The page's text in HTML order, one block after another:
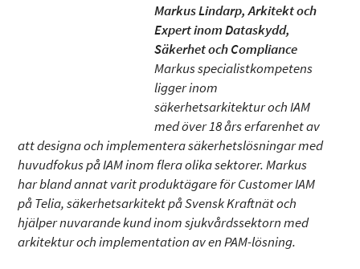
Markus Lindarp, Arkitekt och
Expert inom Dataskydd,
Säkerhet och Compliance
Markus specialistkompetens
ligger inom
säkerhetsarkitektur och IAM
med över 18 års erfarenhet av
att designa och implementera säkerhetslösningar med
huvudfokus på IAM inom flera olika sektorer. Markus
har bland annat varit produktägare för Customer IAM
på Telia, säkerhetsarkitekt på Svensk Kraftnät och
hjälper nuvarande kund inom sjukvårdssektorn med
arkitektur och implementation av en PAM-lösning.